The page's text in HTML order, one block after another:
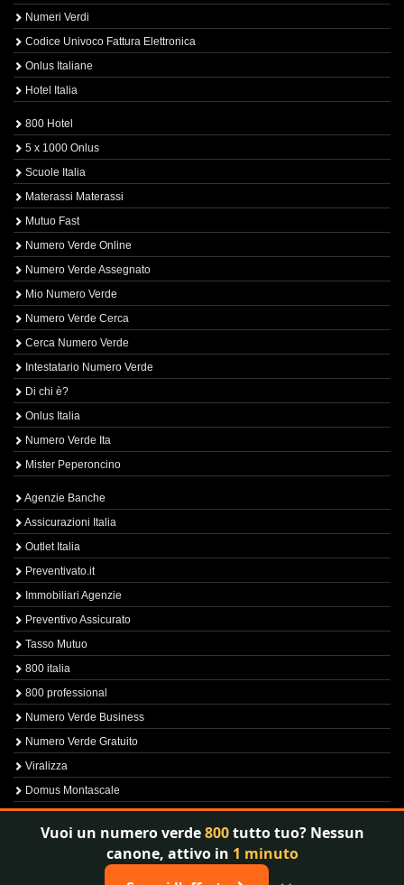
Numeri Verdi
Codice Univoco Fattura Elettronica
Onlus Italiane
Hotel Italia
800 Hotel
5 x 1000 Onlus
Scuole Italia
Materassi Materassi
Mutuo Fast
Numero Verde Online
Numero Verde Assegnato
Mio Numero Verde
Numero Verde Cerca
Cerca Numero Verde
Intestatario Numero Verde
Di chi è?
Onlus Italia
Numero Verde Ita
Mister Peperoncino
Agenzie Banche
Assicurazioni Italia
Outlet Italia
Preventivato.it
Immobiliari Agenzie
Preventivo Assicurato
Tasso Mutuo
800 italia
800 professional
Numero Verde Business
Numero Verde Gratuito
Viralizza
Domus Montascale
Sprint800
Verfica Numero Verde
Vuoi un numero verde800tutto tuo? Nessun
canone, attivo in 1 minuto